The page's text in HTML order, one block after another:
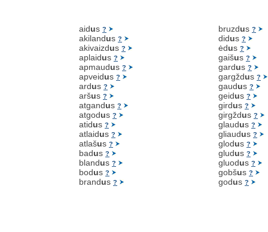
aidus ?
akilandus ?
akivaizdus ?
aplaidus ?
apmaudus ?
apveidus ?
ardus ?
aršus ?
atgandus ?
atgodus ?
atidus ?
atlaidus ?
atlašus ?
badus ?
blandus ?
bodus ?
brandus ?
bruzdus ?
didus ?
ėdus ?
gaišus ?
gardus ?
gargždus ?
gaudus ?
geidus ?
girdus ?
girgždus ?
glaudus ?
gliaudus ?
glodus ?
gludus ?
gluodus ?
gobšus ?
godus ?